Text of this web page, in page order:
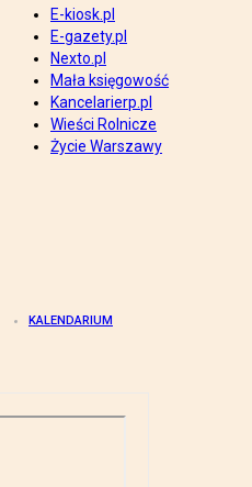
E-kiosk.pl
E-gazety.pl
Nexto.pl
Mała księgowość
Kancelarierp.pl
Wieści Rolnicze
Życie Warszawy
KALENDARIUM